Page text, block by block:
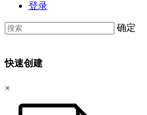
登录
确定
快速创建
×